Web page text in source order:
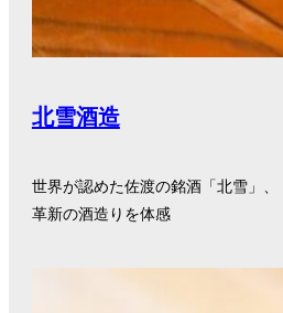
北雪酒造
世界が認めた佐渡の銘酒「北雪」、
革新の酒造りを体感